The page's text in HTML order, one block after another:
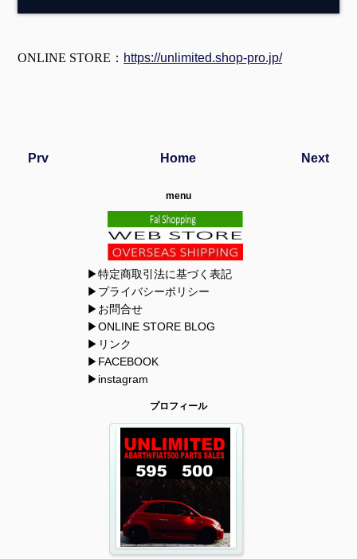
menu
▶特定商取引法に基づく表記
▶プライバシーポリシー
▶お問合せ
▶ONLINE STORE BLOG
▶リンク
▶FACEBOOK
▶instagram
プロフィール
ONLINE STORE： https://unlimited.shop-pro.jp/
Prv Next
Home